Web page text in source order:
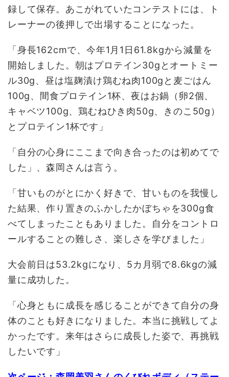
録して保存。あこがれていたコンテストには、ト
レーナーの後押しで出場することになった。
「身長162cmで、今年1月1日61.8kgから減量を
開始しました。朝はプロテイン30gとオートミー
ル30g、昼は塩麹漬け鶏むね肉100gと麦ごはん
100g、間食プロテイン1杯、夜はお鍋（卵2個、
キャベツ100g、鶏むねひき肉50g、きのこ50g）
とプロテイン1杯です」
「自分の心身にここまで向き合ったのは初めてで
した」、森岡さんは言う。
「甘いものがとにかく好きで、甘いものを我慢し
た結果、作り置きのふかしたかぼちゃを300g食
べてしまったこともありました。自分をコントロ
ールすることの難しさ、楽しさを学びました」
大会前日は53.2kgになり、5カ月弱で8.6kgの減
量に成功した。
「心身ともに成長を感じることができて自分の身
体のことも好きになりました。本当に挑戦してよ
かったです。来年はさらに成長した姿で、再挑戦
したいです」